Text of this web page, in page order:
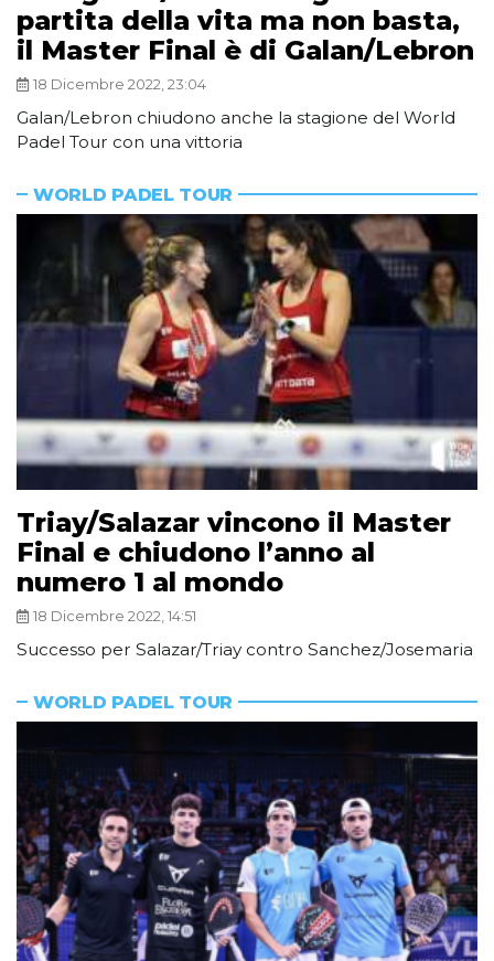
partita della vita ma non basta,
il Master Final è di Galan/Lebron
18 Dicembre 2022, 23:04
Galan/Lebron chiudono anche la stagione del World
Padel Tour con una vittoria
WORLD PADEL TOUR
Triay/Salazar vincono il Master
Final e chiudono l’anno al
numero 1 al mondo
18 Dicembre 2022, 14:51
Successo per Salazar/Triay contro Sanchez/Josemaria
WORLD PADEL TOUR